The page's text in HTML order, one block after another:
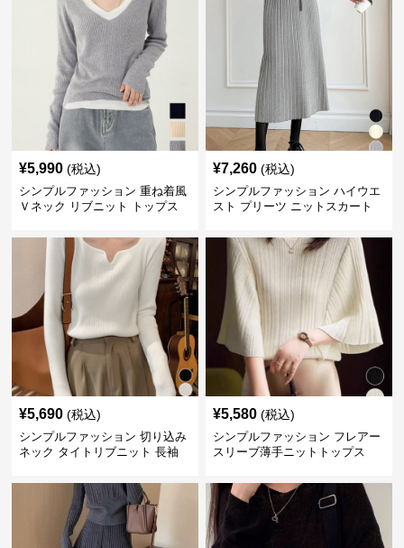
¥5,990 (税込)
シンプルファッション 重ね着風
Ｖネック リブニット トップス
¥7,260 (税込)
シンプルファッション ハイウエ
スト プリーツ ニットスカート
¥5,690 (税込)
シンプルファッション 切り込み
ネック タイトリブニット 長袖
¥5,580 (税込)
シンプルファッション フレアー
スリーブ薄手ニットトップス